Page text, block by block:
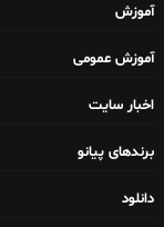
آموزش
آموزش عمومی
اخبار سایت
برندهای پیانو
دانلود